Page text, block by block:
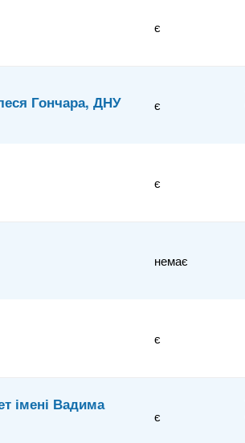
є
Гончара, ДНУ є
є
немає
є
імені Вадима
є